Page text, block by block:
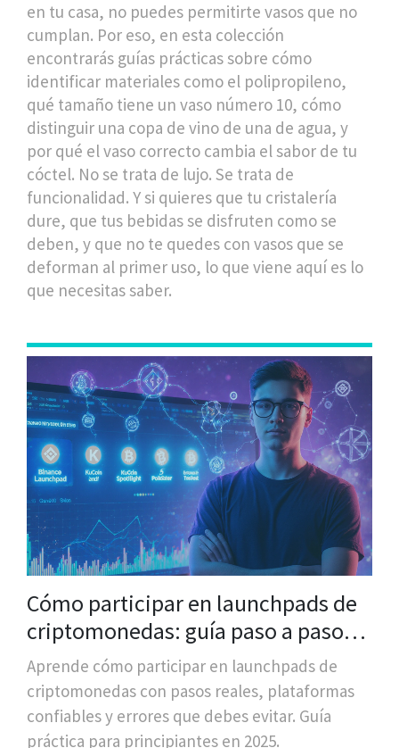
en tu casa, no puedes permitirte vasos que no
cumplan. Por eso, en esta colección
encontrarás guías prácticas sobre cómo
identificar materiales como el polipropileno,
qué tamaño tiene un vaso número 10, cómo
distinguir una copa de vino de una de agua, y
por qué el vaso correcto cambia el sabor de tu
cóctel. No se trata de lujo. Se trata de
funcionalidad. Y si quieres que tu cristalería
dure, que tus bebidas se disfruten como se
deben, y que no te quedes con vasos que se
deforman al primer uso, lo que viene aquí es lo
que necesitas saber.
Cómo participar en launchpads de
criptomonedas: guía paso a paso
para principiantes
Aprende cómo participar en launchpads de
criptomonedas con pasos reales, plataformas
confiables y errores que debes evitar. Guía
práctica para principiantes en 2025.